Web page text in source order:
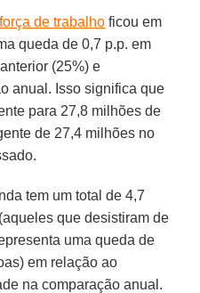
de trabalho ficou em
queda de 0,7 p.p. em
(25%) e
anual. Isso significa que
para 27,8 milhões de
de 27,4 milhões no
tem um total de 4,7
(aqueles que desistiram de
uma queda de
em relação ao
na comparação anual.